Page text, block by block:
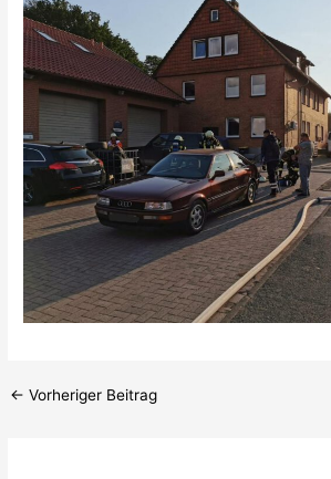
← Vorheriger Beitrag